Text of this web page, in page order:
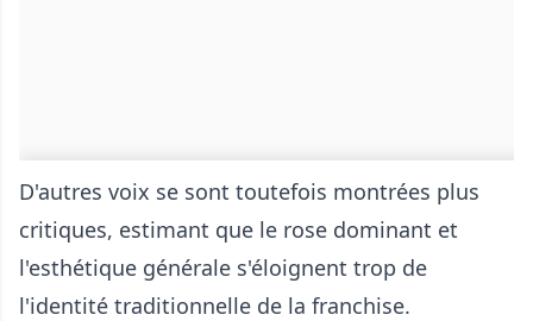
D'autres voix se sont toutefois montrées plus
critiques, estimant que le rose dominant et
l'esthétique générale s'éloignent trop de
l'identité traditionnelle de la franchise.